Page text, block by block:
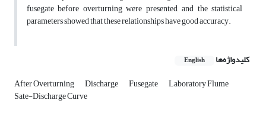
fusegate before overturning were presented, and the statistical
parameters showed that these relationships have good accuracy.
کلیدواژه‌ها English
After Overturning Discharge Fusegate Laboratory Flume
Sate-Discharge Curve